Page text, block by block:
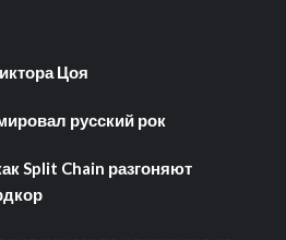
Цоя
русский рок
Split Chain разгоняют